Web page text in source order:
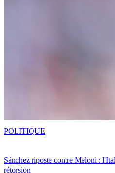
Sánchez riposte contre Meloni :
rétorsion
POLITIQUE